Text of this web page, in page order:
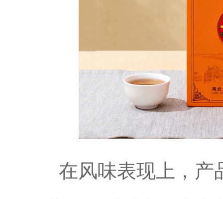
在风味表现上，产